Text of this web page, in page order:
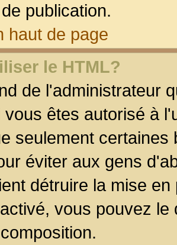
publication.
haut de page
le HTML?
de l'administrateur
vous êtes autorisé à
seulement
éviter aux gens
détruire la mise
vous pouvez